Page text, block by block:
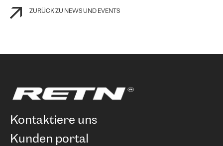
ZURÜCK ZU NEWS UND EVENTS
kontaktiere uns
kunden portal